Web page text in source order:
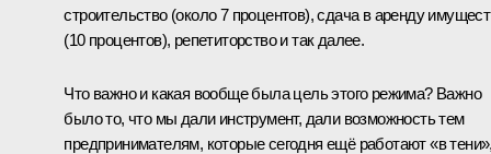
строительство (около 7 процентов), сдача в аренду
(10 процентов), репетиторство и так далее.
Что важно и какая вообще была цель этого режима? Важно
было то, что мы дали инструмент, дали возможность тем
предпринимателям, которые сегодня ещё работают «в